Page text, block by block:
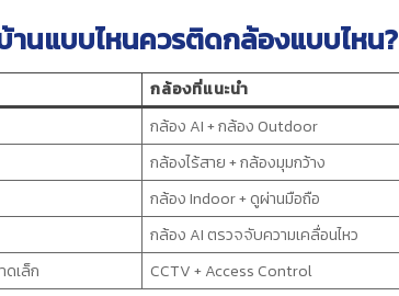
านแบบไหนควรติดกล้องแบบไหน?
กล้องที่แนะนำ
กล้อง AI + กล้อง Outdoor
กล้องไร้สาย + กล้องมุมกว้าง
กล้อง Indoor + ดูผ่านมือถือ
กล้อง AI ตรวจจับความเคลื่อนไหว
เล็ก
CCTV + Access Control